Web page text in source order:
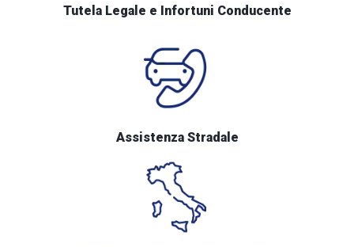
Tutela Legale e Infortuni Conducente
Assistenza Stradale